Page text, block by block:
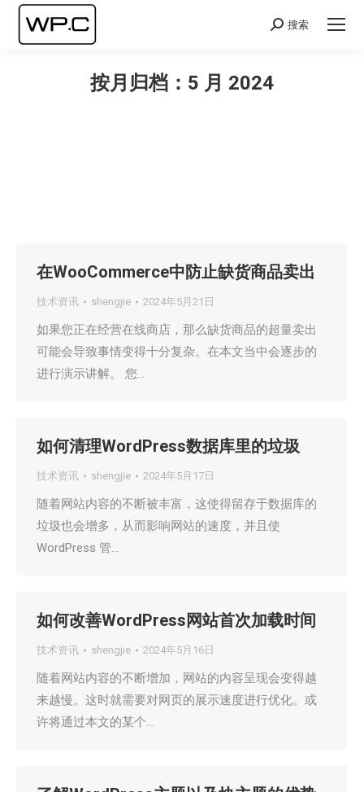
Search:
搜索
按月归档： 5 月 2024
在WooCommerce中防止缺货商品卖出
技术资讯 shengjie 2024年5月21日
如果您正在经营在线商店，那么缺货商品的超量卖出
可能会导致事情变得十分复杂。在本文当中会逐步的
进行演示讲解。 您…
如何清理WordPress数据库里的垃圾
技术资讯 shengjie 2024年5月17日
随着网站内容的不断被丰富，这使得留存于数据库的
垃圾也会增多，从而影响网站的速度，并且使
WordPress 管…
如何改善WordPress网站首次加载时间
技术资讯 shengjie 2024年5月16日
随着网站内容的不断增加，网站的内容呈现会变得越
来越慢。这时就需要对网页的展示速度进行优化。或
许将通过本文的某个…